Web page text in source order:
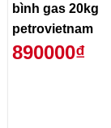
bình gas 20kg
petrovietnam
890000₫